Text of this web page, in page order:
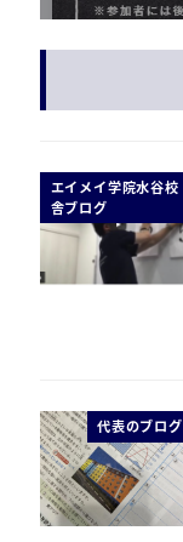
エイメイ学院水谷校
舎ブログ
代表のブログ